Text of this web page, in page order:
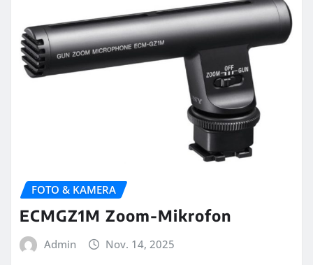
FOTO & KAMERA
ECMGZ1M Zoom-Mikrofon
Admin Nov. 14, 2025